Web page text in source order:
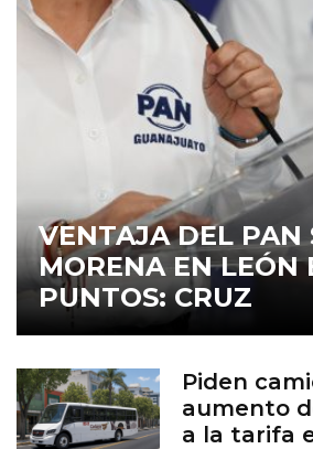
VENTAJA DEL PAN
MORENA EN LEÓN
PUNTOS: CRUZ
Piden
aumento
a la tarifa